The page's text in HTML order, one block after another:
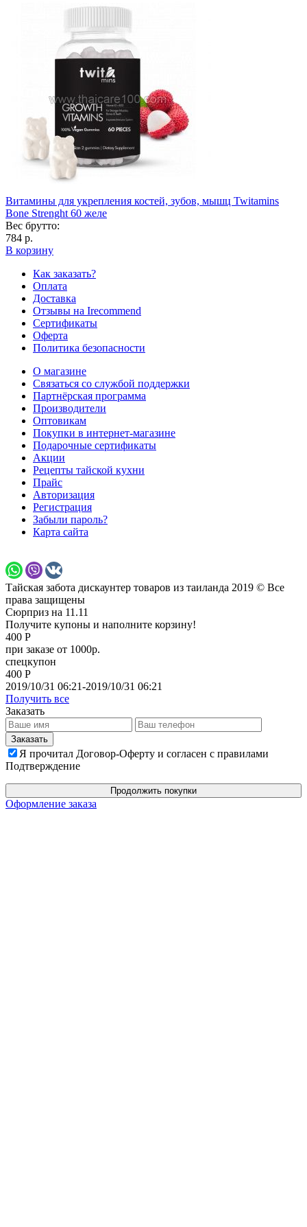
Витамины для укрепления костей, зубов, мышц Twitamins
Bone Strenght 60 желе
Вес брутто:
784 р.
В корзину
Как заказать?
Оплата
Доставка
Отзывы на Irecommend
Сертификаты
Оферта
Политика безопасности
О магазине
Связаться со службой поддержки
Партнёрская программа
Производители
Оптовикам
Покупки в интернет-магазине
Подарочные сертификаты
Акции
Рецепты тайской кухни
Прайс
Авторизация
Регистрация
Забыли пароль?
Карта сайта
Тайская забота дискаунтер товаров из таиланда 2019 © Все
права защищены
Сюрприз на 11.11
Получите купоны и наполните корзину!
400 Р
при заказе от 1000р.
спецкупон
400 Р
2019/10/31 06:21-2019/10/31 06:21
Получить все
Заказать
Я прочитал Договор-Оферту и согласен с правилами
Подтверждение
Продолжить покупки
Оформление заказа